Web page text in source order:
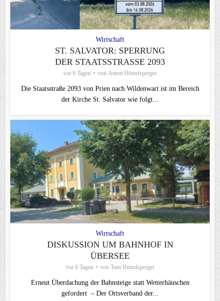
Wirtschaft
ST. SALVATOR: SPERRUNG
DER STAATSSTRASSE 2093
vor 6 Tagen von Anton Hötzelsperger
Die Staatsstraße 2093 von Prien nach Wildenwart ist im Bereich
der Kirche St. Salvator wie folgt...
Wirtschaft
DISKUSSION UM BAHNHOF IN
ÜBERSEE
vor 6 Tagen von Toni Hötzelsperger
Erneut Überdachung der Bahnsteige statt Wetterhäuschen
gefordert – Der Ortsverband der...